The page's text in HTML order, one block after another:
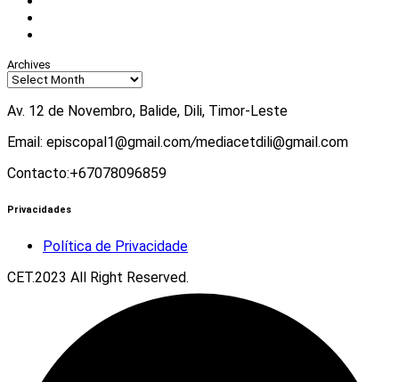
Archives
Av. 12 de Novembro, Balide, Dili, Timor-Leste
Email: episcopal1@gmail.com/mediacetdili@gmail.com
Contacto:+67078096859
Privacidades
Política de Privacidade
CET.2023 All Right Reserved.